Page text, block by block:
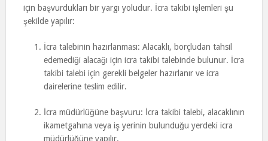
için başvurdukları bir yargı yoludur. İcra takibi işlemleri şu
şekilde yapılır:
İcra talebinin hazırlanması: Alacaklı, borçludan tahsil
edemediği alacağı için icra takibi talebinde bulunur. İcra
takibi talebi için gerekli belgeler hazırlanır ve icra
dairelerine teslim edilir.
İcra müdürlüğüne başvuru: İcra takibi talebi, alacaklının
ikametgahına veya iş yerinin bulunduğu yerdeki icra
müdürlüğüne yapılır.